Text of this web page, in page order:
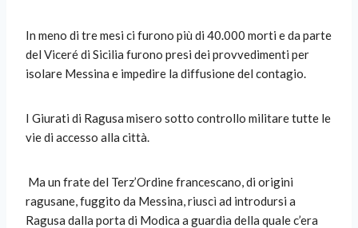
In meno di tre mesi ci furono più di 40.000 morti e da parte
del Viceré di Sicilia furono presi dei provvedimenti per
isolare Messina e impedire la diffusione del contagio.
I Giurati di Ragusa misero sotto controllo militare tutte le
vie di accesso alla città.
Ma un frate del Terz’Ordine francescano, di origini
ragusane, fuggito da Messina, riuscì ad introdursi a
Ragusa dalla porta di Modica a guardia della quale c’era